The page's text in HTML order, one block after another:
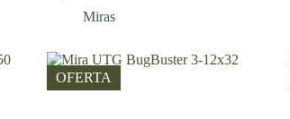
Miras
OFERTA